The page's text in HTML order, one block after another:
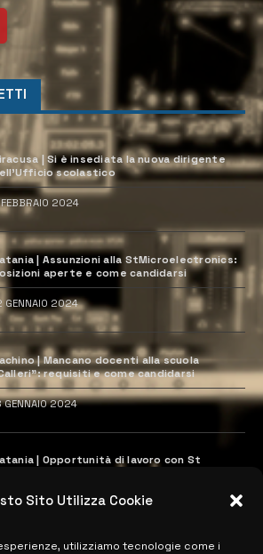
Sito Utilizza Cookie
utilizziamo tecnologie come i
| Si è insediata la nuova dirigente
scolastico
2024
| Assunzioni alla StMicroelectronics:
aperte e come candidarsi
GENNAIO 2024
| Mancano docenti alla scuola
requisiti e come candidarsi
GENNAIO 2024
| Opportunità di lavoro con St
MARZO 2024